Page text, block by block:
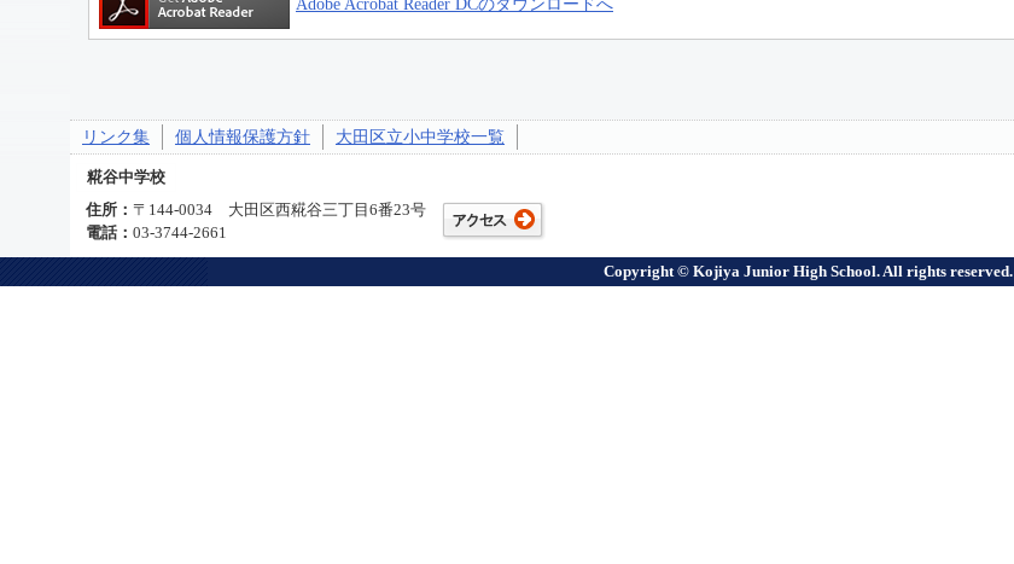
リンク集 個人情報保護方針 大田区立小中学校一覧
糀谷中学校
住所： 〒144-0034 大田区西糀谷三丁目6番23号
電話： 03-3744-2661
Copyright © Kojiya Junior High School. All rights reserved.